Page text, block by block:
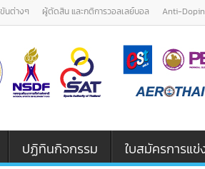
นต่างๆ ผู้ตัดสิน และกติการวอลเลย์บอล Anti-
ปฏิทินกิจกรรม ใบสมัครการแ